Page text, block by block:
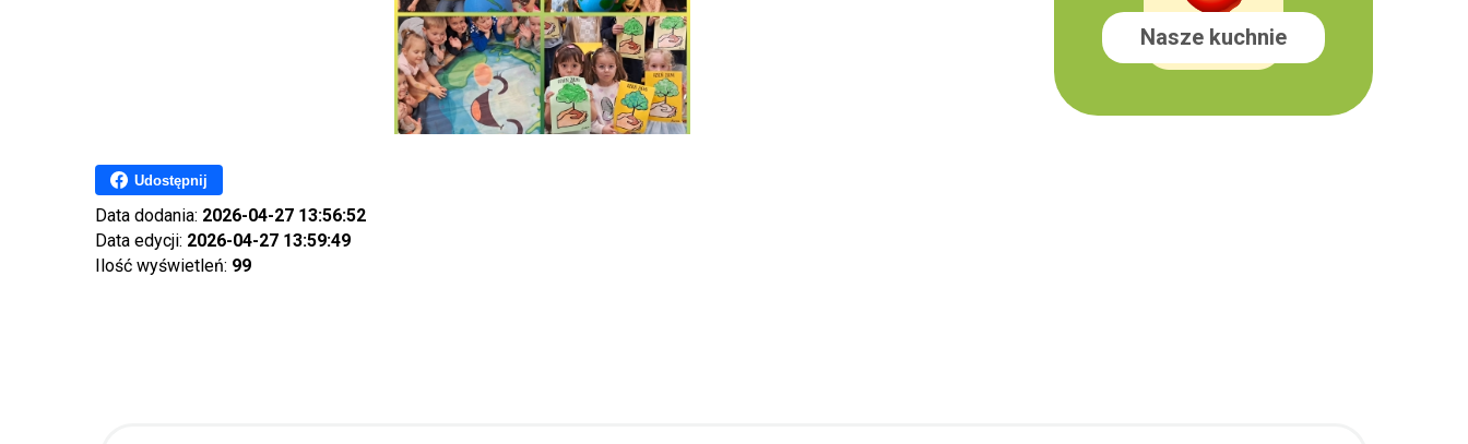
Udostępnij
Data dodania: 2026-04-27 13:56:52
Data edycji: 2026-04-27 13:59:49
Ilość wyświetleń: 99
Nasze kuchnie